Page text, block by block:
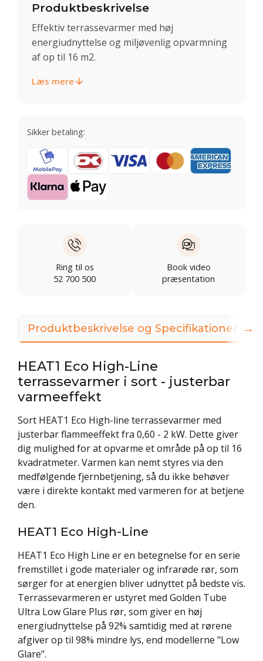
Produktbeskrivelse
Effektiv terrassevarmer med høj
energiudnyttelse og miljøvenlig opvarmning
af op til 16 m2.
Læs mere
Sikker betaling:
Ring til os
52 700 500
Book video
præsentation
Produktbeskrivelse og Specifikationer
HEAT1 Eco High-Line
terrassevarmer i sort - justerbar
varmeeffekt
Sort HEAT1 Eco High-line terrassevarmer med
justerbar flammeeffekt fra 0,60 - 2 kW. Dette giver
dig mulighed for at opvarme et område på op til 16
kvadratmeter. Varmen kan nemt styres via den
medfølgende fjernbetjening, så du ikke behøver
være i direkte kontakt med varmeren for at betjene
den.
HEAT1 Eco High-Line
HEAT1 Eco High Line er en betegnelse for en serie
fremstillet i gode materialer og infrarøde rør, som
sørger for at energien bliver udnyttet på bedste vis.
Terrassevarmeren er ustyret med Golden Tube
Ultra Low Glare Plus rør, som giver en høj
energiudnyttelse på 92% samtidig med at rørene
afgiver op til 98% mindre lys, end modellerne "Low
Glare".
→